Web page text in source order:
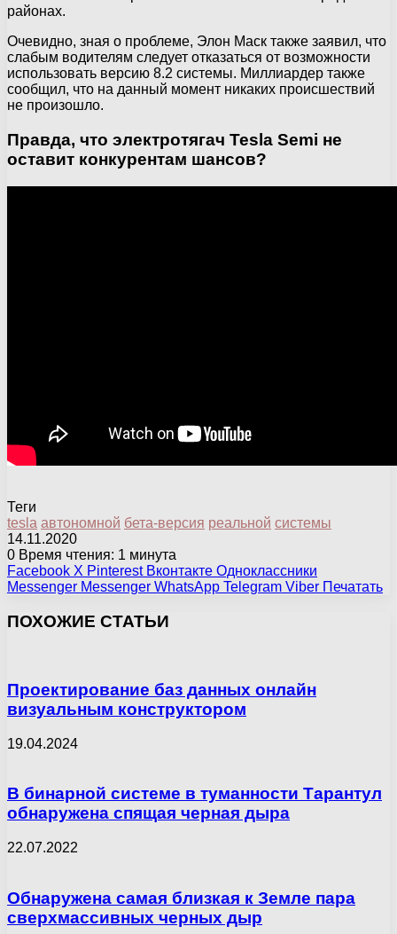
районах.
Очевидно, зная о проблеме, Элон Маск также заявил, что
слабым водителям следует отказаться от возможности
использовать версию 8.2 системы. Миллиардер также
сообщил, что на данный момент никаких происшествий
не произошло.
Правда, что электротягач Tesla Semi не
оставит конкурентам шансов?
Теги
tesla автономной бета-версия реальной системы
14.11.2020
0 Время чтения: 1 минута
Facebook X Pinterest Вконтакте Одноклассники
Messenger Messenger WhatsApp Telegram Viber Печатать
ПОХОЖИЕ СТАТЬИ
Проектирование баз данных онлайн
визуальным конструктором
19.04.2024
В бинарной системе в туманности Тарантул
обнаружена спящая черная дыра
22.07.2022
Обнаружена самая близкая к Земле пара
сверхмассивных черных дыр